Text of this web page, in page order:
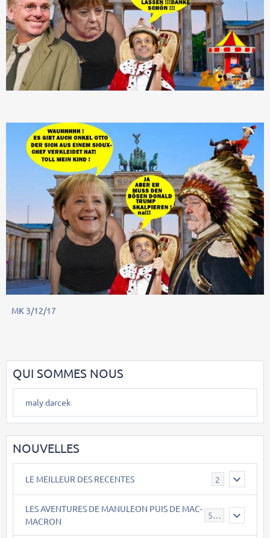
MK 3/12/17
QUI SOMMES NOUS
maly darcek
NOUVELLES
LE MEILLEUR DES RECENTES 2
LES AVENTURES DE MANULEON PUIS DE MAC-
MACRON
543